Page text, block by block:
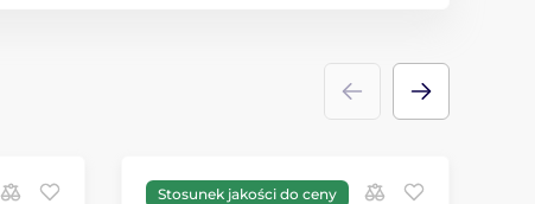
Stosunek jakości do ceny